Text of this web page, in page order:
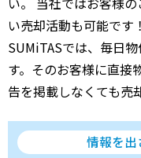
舞浜 7,300
猫実 570 万円
美浜 5,000万円
北栄 19,000万円
い売却活動も可能です！
SUMiTASでは、毎日
す。そのお客様に直接
告を掲載しなくても売
情報を出